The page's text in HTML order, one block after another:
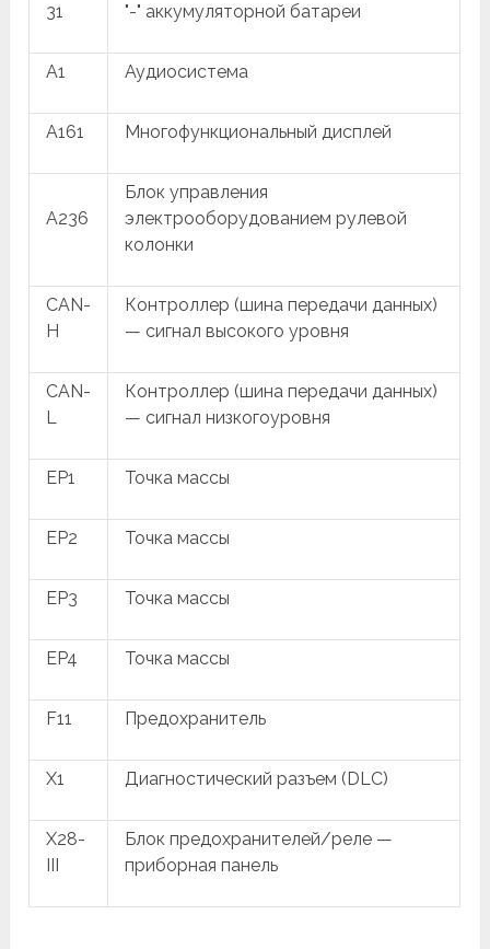
31 "-" аккумуляторной батареи
A1 Аудиосистема
A161 Многофункциональный дисплей
A236
Блок управления
электрооборудованием рулевой
колонки
CAN-
H
Контроллер (шина передачи данных)
— сигнал высокого уровня
CAN-
L
Контроллер (шина передачи данных)
— сигнал низкогоуровня
EP1 Точка массы
EP2 Точка массы
EP3 Точка массы
EP4 Точка массы
F11 Предохранитель
X1 Диагностический разъем (DLC)
X28-
Блок предохранителей/реле —
приборная панель